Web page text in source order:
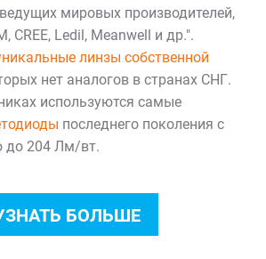
мировых производителей,
CREE, Ledil, Meanwell и др.".
линзы собственной
нет аналогов в странах СНГ.
используются самые
последнего поколения с
до 204 Лм/вт.
БОЛЬШЕ